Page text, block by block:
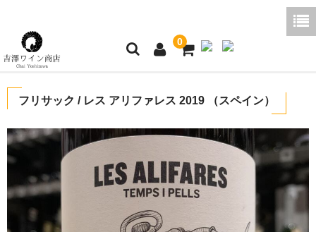
0
好みから探す
ブログコラム
フリサック / レス アリファレス 2019 （スペイン）